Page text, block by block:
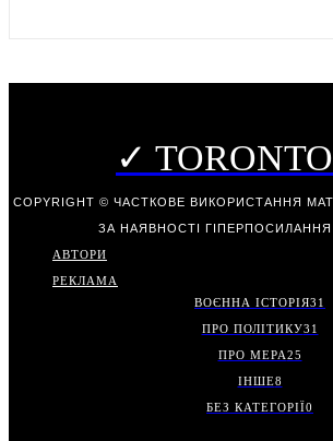
✓
COPYRIGHT © ЧАСТКОВЕ ВИКОРИСТАННЯ
ЗА НАЯВНОСТІ ГІПЕРПОСИЛАННЯ
АВТОРИ
РЕКЛАМА
ВОЄННА ІСТОРІЯ31
ПРО ПОЛІТИКУ31
ПРО МЕРА25
ІНШЕ8
БЕЗ КАТЕГОРІЇ0